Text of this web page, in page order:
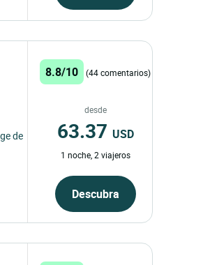
de
8.8/10 (44 comentarios)
desde
63.37 USD
1 noche, 2 viajeros
Descubra